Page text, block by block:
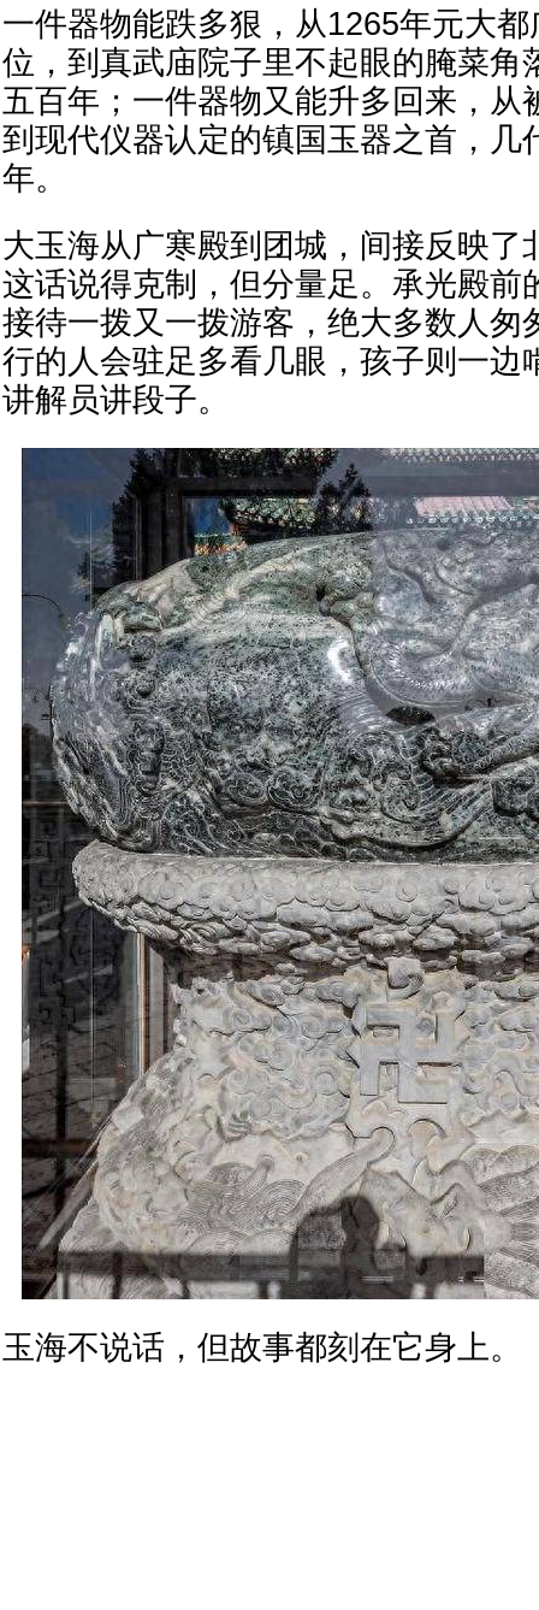
一件器物能跌多狠，从1265年元大
位，到真武庙院子里不起眼的腌菜角
五百年；一件器物又能升多回来，从
到现代仪器认定的镇国玉器之首，几
年。
大玉海从广寒殿到团城，间接反映了
这话说得克制，但分量足。承光殿前
接待一拨又一拨游客，绝大多数人匆
行的人会驻足多看几眼，孩子则一边
讲解员讲段子。
玉海不说话，但故事都刻在它身上。